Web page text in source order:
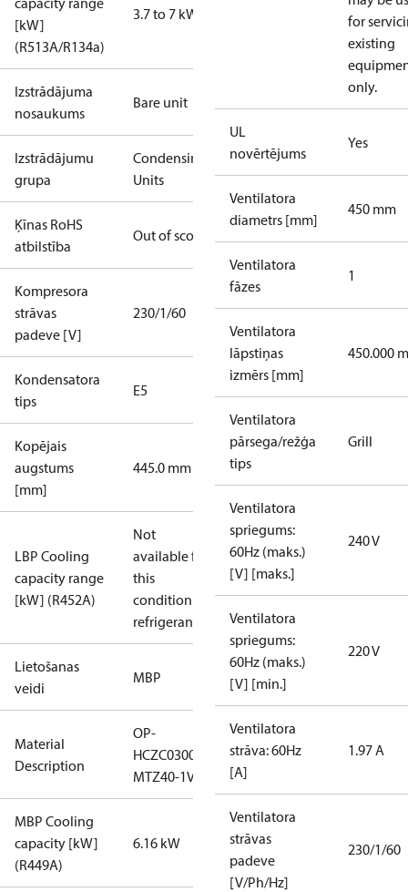
[kW]
(R513A/R134a)
3.7 to 7 kW
Izstrādājuma
nosaukums
Bare unit
Izstrādājumu
grupa
Condensing
Units
Ķīnas RoHS
atbilstība
Out of scope
Kompresora
strāvas
padeve [V]
230/1/60
Kondensatora
tips
E5
Kopējais
augstums
[mm]
445.0 mm
LBP Cooling
capacity range
[kW] (R452A)
Not
available for
this
condition /
refrigerant
Lietošanas
veidi
MBP
Material
Description
OP-
HCZC0300UWJ300N
MTZ40-1VM
MBP Cooling
capacity [kW]
(R449A)
6.16 kW
for
existing
only.
UL
novērtējums
Yes
Ventilatora
diametrs [mm]
450 mm
Ventilatora
fāzes
1
Ventilatora
lāpstiņas
izmērs [mm]
450.000
Ventilatora
pārsega/režģa
tips
Grill
Ventilatora
spriegums:
60Hz (maks.)
[V] [maks.]
240 V
Ventilatora
spriegums:
60Hz (maks.)
[V] [min.]
220 V
Ventilatora
strāva: 60Hz
[A]
1.97 A
Ventilatora
strāvas
padeve
[V/Ph/Hz]
230/1/60